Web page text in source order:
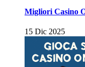
Migliori Casino
15 Dic 2025